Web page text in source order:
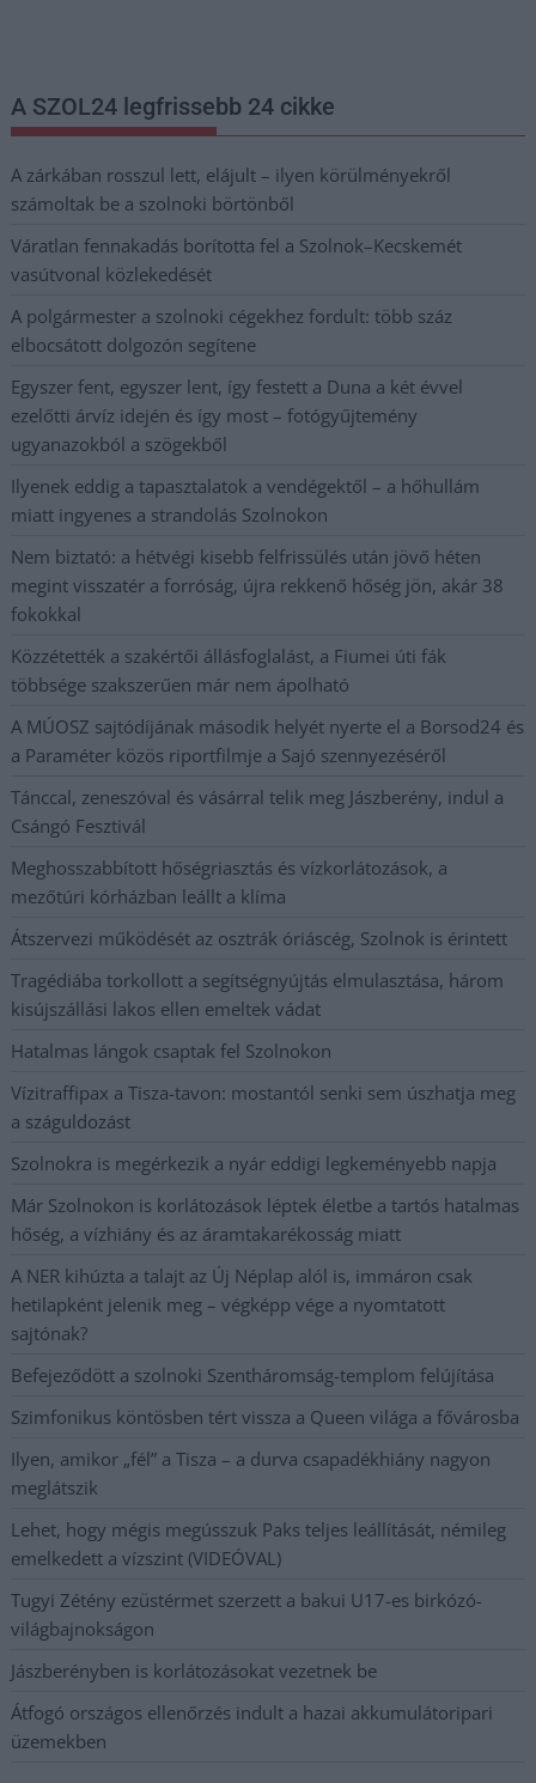
A SZOL24 legfrissebb 24 cikke
A zárkában rosszul lett, elájult – ilyen körülményekről
számoltak be a szolnoki börtönből
Váratlan fennakadás borította fel a Szolnok–Kecskemét
vasútvonal közlekedését
A polgármester a szolnoki cégekhez fordult: több száz
elbocsátott dolgozón segítene
Egyszer fent, egyszer lent, így festett a Duna a két évvel
ezelőtti árvíz idején és így most – fotógyűjtemény
ugyanazokból a szögekből
Ilyenek eddig a tapasztalatok a vendégektől – a hőhullám
miatt ingyenes a strandolás Szolnokon
Nem biztató: a hétvégi kisebb felfrissülés után jövő héten
megint visszatér a forróság, újra rekkenő hőség jön, akár 38
fokokkal
Közzétették a szakértői állásfoglalást, a Fiumei úti fák
többsége szakszerűen már nem ápolható
A MÚOSZ sajtódíjának második helyét nyerte el a Borsod24 és
a Paraméter közös riportfilmje a Sajó szennyezéséről
Tánccal, zeneszóval és vásárral telik meg Jászberény, indul a
Csángó Fesztivál
Meghosszabbított hőségriasztás és vízkorlátozások, a
mezőtúri kórházban leállt a klíma
Átszervezi működését az osztrák óriáscég, Szolnok is érintett
Tragédiába torkollott a segítségnyújtás elmulasztása, három
kisújszállási lakos ellen emeltek vádat
Hatalmas lángok csaptak fel Szolnokon
Vízitraffipax a Tisza-tavon: mostantól senki sem úszhatja meg
a száguldozást
Szolnokra is megérkezik a nyár eddigi legkeményebb napja
Már Szolnokon is korlátozások léptek életbe a tartós hatalmas
hőség, a vízhiány és az áramtakarékosság miatt
A NER kihúzta a talajt az Új Néplap alól is, immáron csak
hetilapként jelenik meg – végképp vége a nyomtatott
sajtónak?
Befejeződött a szolnoki Szentháromság-templom felújítása
Szimfonikus köntösben tért vissza a Queen világa a fővárosba
Ilyen, amikor „fél” a Tisza – a durva csapadékhiány nagyon
meglátszik
Lehet, hogy mégis megússzuk Paks teljes leállítását, némileg
emelkedett a vízszint (VIDEÓVAL)
Tugyi Zétény ezüstérmet szerzett a bakui U17-es birkózó-
világbajnokságon
Jászberényben is korlátozásokat vezetnek be
Átfogó országos ellenőrzés indult a hazai akkumulátoripari
üzemekben